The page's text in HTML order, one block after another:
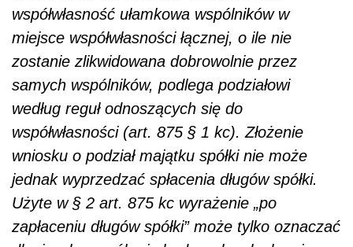
współwłasność ułamkowa wspólników w
miejsce współwłasności łącznej, o ile nie
zostanie zlikwidowana dobrowolnie przez
samych wspólników, podlega podziałowi
według reguł odnoszących się do
współwłasności (art. 875 § 1 kc). Złożenie
wniosku o podział majątku spółki nie może
jednak wyprzedzać spłacenia długów spółki.
Użyte w § 2 art. 875 kc wyrażenie „po
zapłaceniu długów spółki” może tylko oznaczać